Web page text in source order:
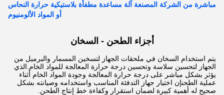
مباشرة من الشركة المصنعة آلة مساعدة مطفأة بلاستيكية حرارة النحاس
أو المواد الألومنيوم
أجزاء الطحن - السخان
يتم استخدام السخان في ملحقات الجهاز لتسخين المسمار والبرميل من
الجهاز لتحسين سلاسة وتحسين درجة حرارة المعالجة للمواد الخام.الذي
يؤثر بشكل مباشر على درجة حرارة المعالجة وجودة المواد الخام أثناء
عملية الطحنإن اختيار جهاز التدفئة المناسب واستخدامه وصيانته بشكل
صحيح له أهمية كبيرة لضمان استقرار وكفاءة خط إنتاج الطحن.